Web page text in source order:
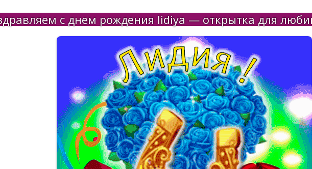
с днем рождения lidiya — открытка для